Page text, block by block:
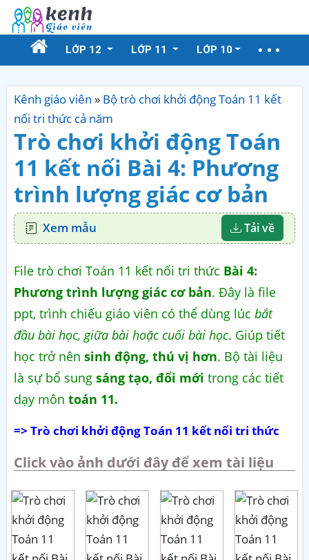
LỚP 12 LỚP 11 LỚP 10
Kênh giáo viên » Bộ trò chơi khởi động Toán 11 kết
nối tri thức cả năm
Trò chơi khởi động Toán
11 kết nối Bài 4: Phương
trình lượng giác cơ bản
Xem mẫu Tải về
File trò chơi Toán 11 kết nối tri thức Bài 4:
Phương trình lượng giác cơ bản. Đây là file
ppt, trình chiếu giáo viên có thể dùng lúc bắt
đầu bài học, giữa bài hoặc cuối bài học. Giúp tiết
học trở nên sinh động, thú vị hơn. Bộ tài liệu
là sự bổ sung sáng tạo, đổi mới trong các tiết
dạy môn toán 11.
=> Trò chơi khởi động Toán 11 kết nối tri thức
Click vào ảnh dưới đây để xem tài liệu